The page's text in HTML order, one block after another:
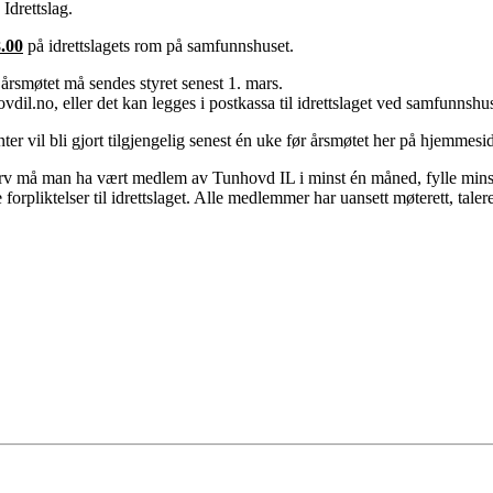
.00 på idrettslagets rom på samfunnshuset.
må sendes styret senest 1. mars.
eller det kan legges i postkassa til idrettslaget ved
vil bli gjort tilgjengelig senest én uke før årsmøtet her på
må man ha vært medlem av Tunhovd IL i minst én måned, fylle
til idrettslaget. Alle medlemmer har uansett møterett,